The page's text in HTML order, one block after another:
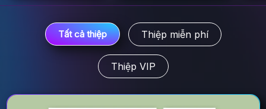
Tất cả thiệp Thiệp miễn phí
Thiệp VIP